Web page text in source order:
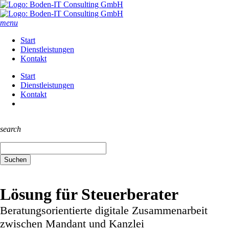
menu
Start
Dienstleistungen
Kontakt
Start
Dienstleistungen
Kontakt
search
Suchen
Lösung für Steuerberater
Beratungsorientierte digitale Zusammenarbeit
zwischen Mandant und Kanzlei